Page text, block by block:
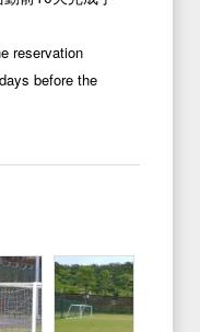
reservation
before the